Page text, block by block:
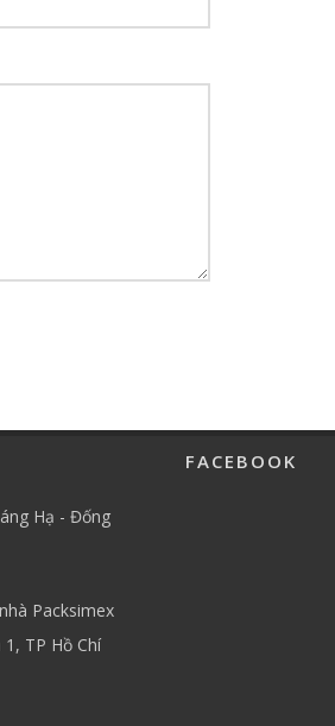
Hạ - Đống
Packsimex
TP Hồ Chí
FACEBOOK